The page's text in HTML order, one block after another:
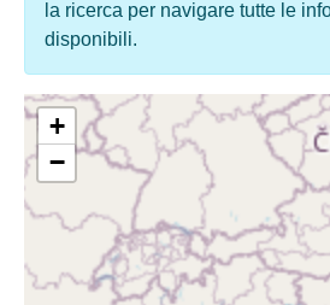
la ricerca per navigare tutte le
disponibili.
+
−